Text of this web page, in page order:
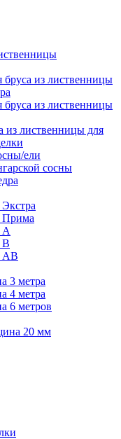
из лиственницы
из лиственницы
из лиственницы для
ели
сосны
Прима
A
B
АВ
3 метра
4 метра
6 метров
20 мм